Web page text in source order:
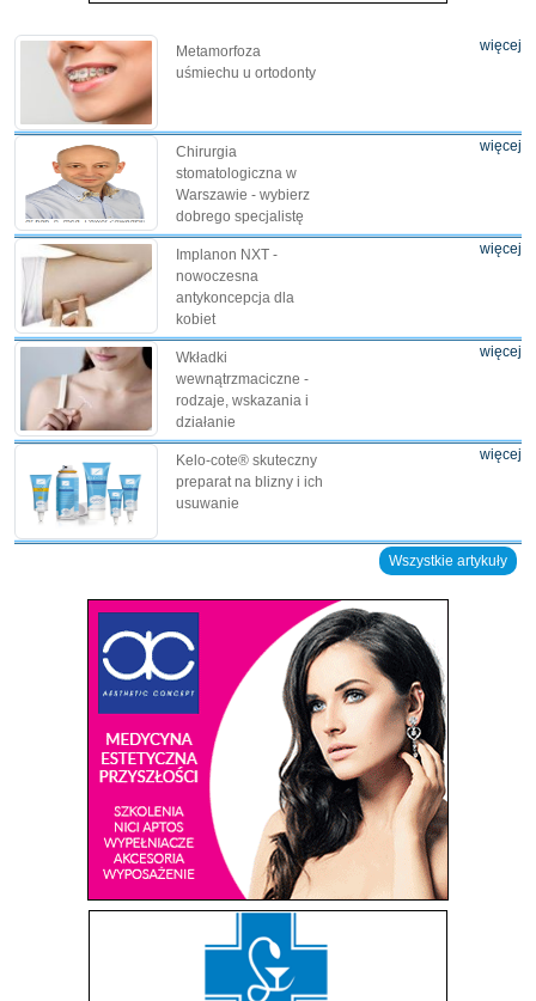
Metamorfoza
uśmiechu u ortodonty
więcej
Chirurgia
stomatologiczna w
Warszawie - wybierz
dobrego specjalistę
więcej
Implanon NXT -
nowoczesna
antykoncepcja dla
kobiet
więcej
Wkładki
wewnątrzmaciczne -
rodzaje, wskazania i
działanie
więcej
Kelo-cote® skuteczny
preparat na blizny i ich
usuwanie
więcej
Wszystkie artykuły